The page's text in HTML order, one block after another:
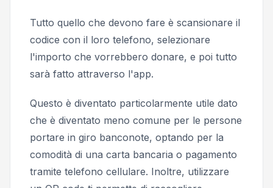
Tutto quello che devono fare è scansionare il
codice con il loro telefono, selezionare
l'importo che vorrebbero donare, e poi tutto
sarà fatto attraverso l'app.
Questo è diventato particolarmente utile dato
che è diventato meno comune per le persone
portare in giro banconote, optando per la
comodità di una carta bancaria o pagamento
tramite telefono cellulare. Inoltre, utilizzare